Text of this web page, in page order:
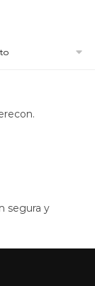
segura y